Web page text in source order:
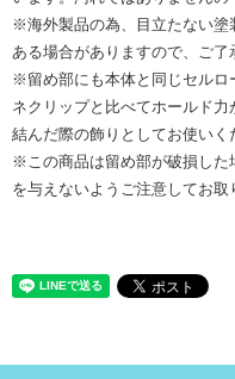
※海外製品の為、目立たない塗
ある場合がありますので、ご了
※留め部にも本体と同じセルロ
ネクリップと比べてホールド
結んだ際の飾りとしてお使いく
※この商品は留め部が破損した
を与えないようご注意してお取